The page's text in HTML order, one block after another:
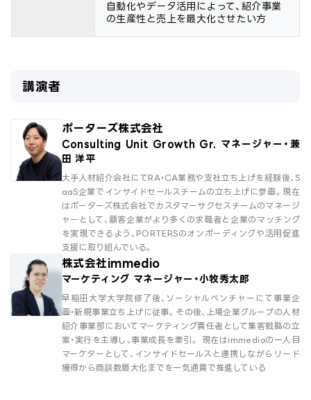
自動化やデータ活用によって、紹介事業
の生産性と売上を最大化させたい方
講演者
ポーターズ株式会社
Consulting Unit Growth Gr. マネージャー・兼
田 洋平
大手人材紹介会社にてRA・CA業務や支社立ち上げを経験後、S
aaS企業でインサイドセールスチームの立ち上げに参画。現在
はポーターズ株式会社でカスタマーサクセスチームのマネージ
ャーとして、顧客企業がより多くの求職者と企業のマッチング
を実現できるよう、PORTERSのオンボーディングや活用促進
支援に取り組んでいる。
株式会社immedio
マーケティング マネージャー・小牧秀太郎
早稲田大学大学院修了後、ソーシャルベンチャーにて事業企
画・新規事業立ち上げに従事。その後、上場企業グループの人材
紹介事業部においてマーケティング責任者として集客戦略の立
案・実行を主導し、事業成長を牽引。 現在はimmedioの一人目
マーケターとして、インサイドセールスと連携しながらリード
獲得から商談数最大化までを一気通貫で推進している